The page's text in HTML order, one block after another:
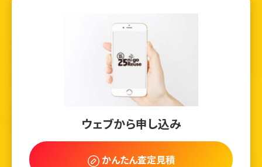
ウェブから申し込み
かんたん査定見積